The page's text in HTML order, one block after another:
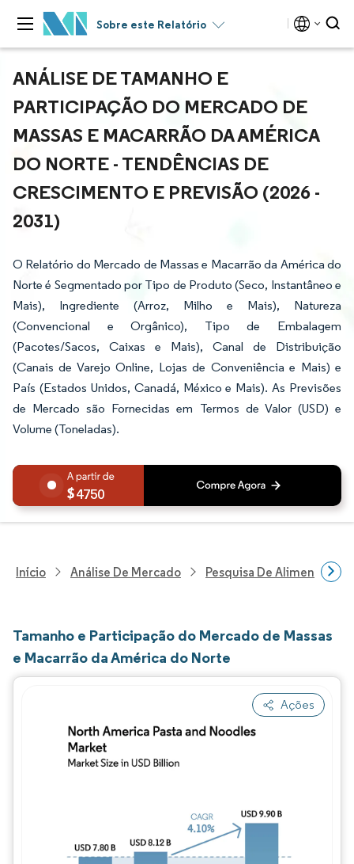
Sobre este Relatório
ANÁLISE DE TAMANHO E
PARTICIPAÇÃO DO MERCADO DE
MASSAS E MACARRÃO DA AMÉRICA
DO NORTE - TENDÊNCIAS DE
CRESCIMENTO E PREVISÃO (2026 -
2031)
O Relatório do Mercado de Massas e Macarrão da América do
Norte é Segmentado por Tipo de Produto (Seco, Instantâneo e
Mais), Ingrediente (Arroz, Milho e Mais), Natureza
(Convencional e Orgânico), Tipo de Embalagem
(Pacotes/Sacos, Caixas e Mais), Canal de Distribuição
(Canais de Varejo Online, Lojas de Conveniência e Mais) e
País (Estados Unidos, Canadá, México e Mais). As Previsões
de Mercado são Fornecidas em Termos de Valor (USD) e
Volume (Toneladas).
4750
Início Análise De Mercado Pesquisa De Alimentos E
Tamanho e Participação do Mercado de Massas
e Macarrão da América do Norte
Ações